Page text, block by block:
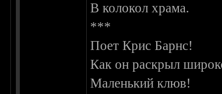
В колокол храма.
***
Поет Крис Барнс!
Как он раскрыл
Маленький клюв!